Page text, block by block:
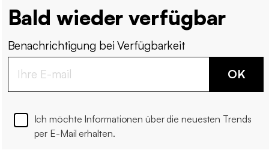
Bald wieder verfügbar
Benachrichtigung bei Verfügbarkeit
OK
Ich möchte Informationen über die neuesten Trends
per E-Mail erhalten.